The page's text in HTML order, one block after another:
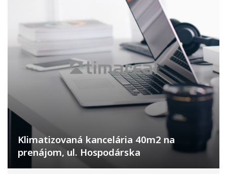
Klimatizovaná kancelária 40m2 na
prenájom, ul. Hospodárska